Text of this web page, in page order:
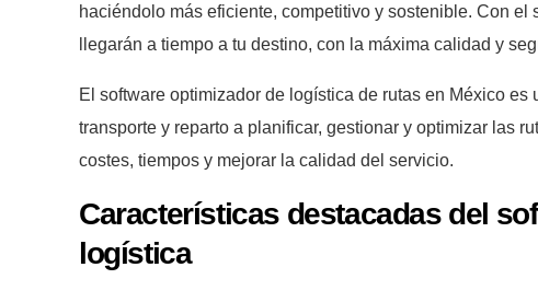
haciéndolo más eficiente, competitivo y sostenible. Con
llegarán a tiempo a tu destino, con la máxima calidad y
El software optimizador de logística de rutas en México
transporte y reparto a planificar, gestionar y optimizar las
costes, tiempos y mejorar la calidad del servicio.
Características destacadas del
logística